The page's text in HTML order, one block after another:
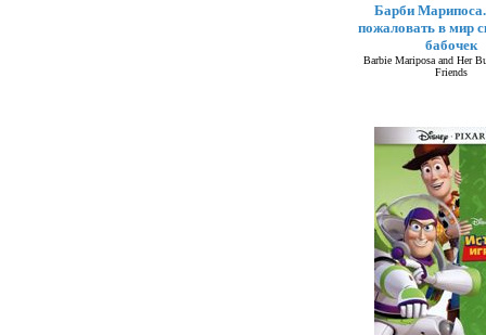
Барби
пожаловать в мир
бабочек
Barbie Mariposa and Her
Friends